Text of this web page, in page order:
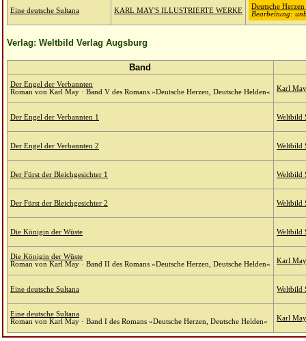
Eine deutsche Sultana KARL MAY'S ILLUSTRIERTE WERKE
Deutsche
Bearbeitung:
Verlag: Weltbild Verlag Augsburg
Band
Der Engel der Verbannten
Roman von Karl May · Band V des Romans »Deutsche Herzen, Deutsche Helden«
Karl
Der Engel der Verbannten 1 Weltbild
Der Engel der Verbannten 2 Weltbild
Der Fürst der Bleichgesichter 1 Weltbild
Der Fürst der Bleichgesichter 2 Weltbild
Die Königin der Wüste Weltbild
Die Königin der Wüste
Roman von Karl May · Band II des Romans »Deutsche Herzen, Deutsche Helden«
Karl
Eine deutsche Sultana Weltbild
Eine deutsche Sultana
Roman von Karl May · Band I des Romans »Deutsche Herzen, Deutsche Helden«
Karl